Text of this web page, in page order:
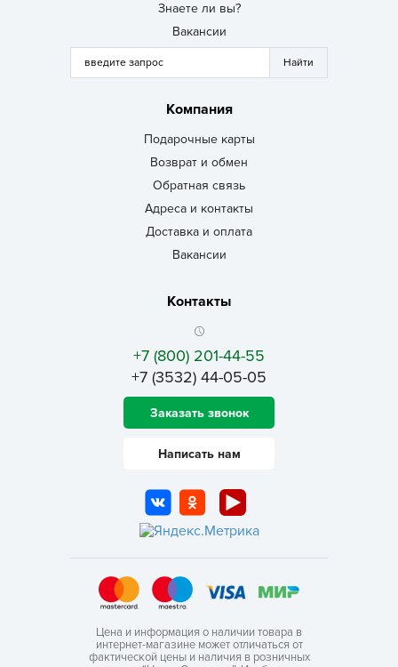
Знаете ли вы?
Вакансии
Компания
Подарочные карты
Возврат и обмен
Обратная связь
Адреса и контакты
Доставка и оплата
Вакансии
Контакты
+7 (800) 201-44-55
+7 (3532) 44-05-05
Заказать звонок
Написать нам
Цена и информация о наличии товара в
интернет-магазине может отличаться от
фактической цены и наличия в розничных